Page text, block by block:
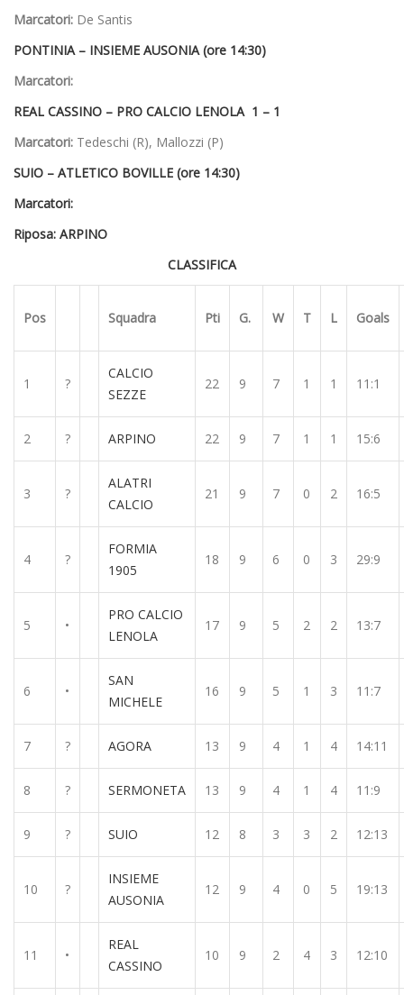
Marcatori: De Santis
PONTINIA – INSIEME AUSONIA (ore 14:30)
Marcatori:
REAL CASSINO – PRO CALCIO LENOLA 1 – 1
Marcatori: Tedeschi (R), Mallozzi (P)
SUIO – ATLETICO BOVILLE (ore 14:30)
Marcatori:
Riposa: ARPINO
CLASSIFICA
Pos Squadra Pti G. W T L Goals
1 ?
CALCIO
SEZZE
22 9 7 1 1 11:1
2 ? ARPINO 22 9 7 1 1 15:6
3 ?
ALATRI
CALCIO
21 9 7 0 2 16:5
4 ?
FORMIA
1905
18 9 6 0 3 29:9
5 •
PRO CALCIO
LENOLA
17 9 5 2 2 13:7
6 •
SAN
MICHELE
16 9 5 1 3 11:7
7 ? AGORA 13 9 4 1 4 14:11
8 ? SERMONETA 13 9 4 1 4 11:9
9 ? SUIO 12 8 3 3 2 12:13
10 ?
INSIEME
AUSONIA
12 9 4 0 5 19:13
11 •
REAL
CASSINO
10 9 2 4 3 12:10